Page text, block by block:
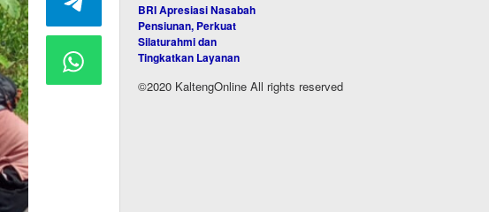
BRI Apresiasi Nasabah
Pensiunan, Perkuat
Silaturahmi dan
Tingkatkan Layanan
©2020 KaltengOnline All rights reserved